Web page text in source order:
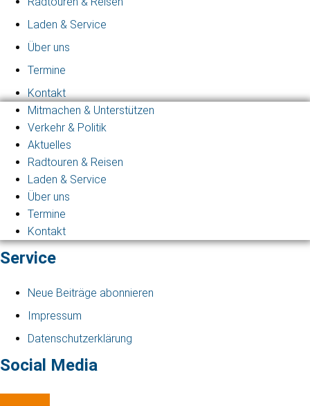
Laden & Service
Über uns
Termine
Kontakt
Mitmachen & Unterstützen
Verkehr & Politik
Aktuelles
Radtouren & Reisen
Laden & Service
Über uns
Termine
Kontakt
Service
Neue Beiträge abonnieren
Impressum
Datenschutzerklärung
Social Media